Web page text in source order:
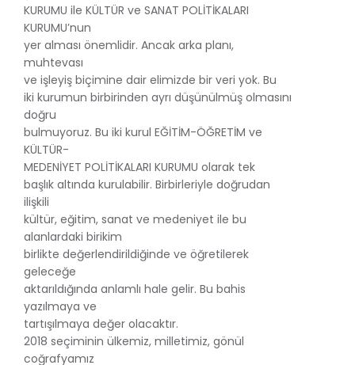
KURUMU ile KÜLTÜR ve SANAT POLİTİKALARI
KURUMU’nun
yer alması önemlidir. Ancak arka planı,
muhtevası
ve işleyiş biçimine dair elimizde bir veri yok. Bu
iki kurumun birbirinden ayrı düşünülmüş olmasını
doğru
bulmuyoruz. Bu iki kurul EĞİTİM-ÖĞRETİM ve
KÜLTÜR-
MEDENİYET POLİTİKALARI KURUMU olarak tek
başlık altında kurulabilir. Birbirleriyle doğrudan
ilişkili
kültür, eğitim, sanat ve medeniyet ile bu
alanlardaki birikim
birlikte değerlendirildiğinde ve öğretilerek
geleceğe
aktarıldığında anlamlı hale gelir. Bu bahis
yazılmaya ve
tartışılmaya değer olacaktır.
2018 seçiminin ülkemiz, milletimiz, gönül
coğrafyamız